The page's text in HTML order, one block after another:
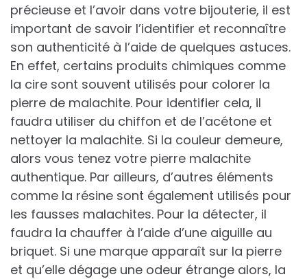
précieuse et l’avoir dans votre bijouterie, il est
important de savoir l’identifier et reconnaître
son authenticité à l’aide de quelques astuces.
En effet, certains produits chimiques comme
la cire sont souvent utilisés pour colorer la
pierre de malachite. Pour identifier cela, il
faudra utiliser du chiffon et de l’acétone et
nettoyer la malachite. Si la couleur demeure,
alors vous tenez votre pierre malachite
authentique. Par ailleurs, d’autres éléments
comme la résine sont également utilisés pour
les fausses malachites. Pour la détecter, il
faudra la chauffer à l’aide d’une aiguille au
briquet. Si une marque apparaît sur la pierre
et qu’elle dégage une odeur étrange alors, la